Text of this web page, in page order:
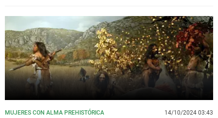
MUJERES CON ALMA PREHISTÓRICA 14/10/2024 03:43